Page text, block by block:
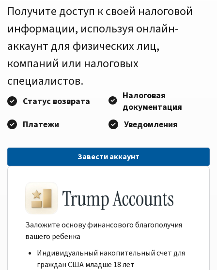
Получите доступ к своей налоговой
информации, используя онлайн-
аккаунт для физических лиц,
компаний или налоговых
специалистов.
Статус возврата
Налоговая
документация
Платежи
Уведомления
Завести аккаунт
Заложите основу финансового благополучия
вашего ребенка
Индивидуальный накопительный счет для
граждан США младше 18 лет